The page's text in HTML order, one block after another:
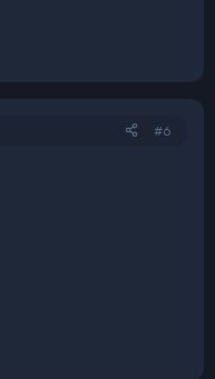
#6